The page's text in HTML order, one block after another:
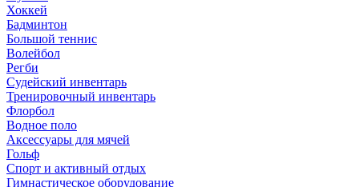
Хоккей
Бадминтон
Большой теннис
Волейбол
Регби
Судейский инвентарь
Тренировочный инвентарь
Флорбол
Водное поло
Аксессуары для мячей
Гольф
Спорт и активный отдых
Гимнастическое оборудование